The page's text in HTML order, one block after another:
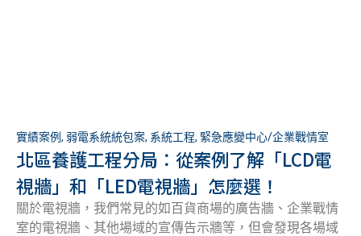
實績案例, 弱電系統統包案, 系統工程, 緊急應變中心/企業戰情室
北區養護工程分局：從案例了解「LCD電
視牆」和「LED電視牆」怎麼選！
關於電視牆，我們常見的如百貨商場的廣告牆、企業戰情
室的電視牆、其他場域的宣傳告示牆等，但會發現各場域